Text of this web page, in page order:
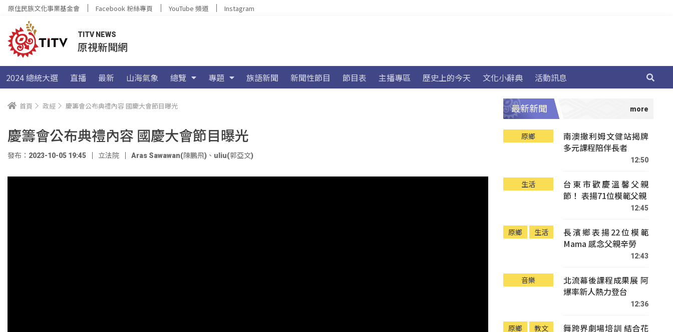
原住民族文化事業基金會 Facebook 粉絲專頁 YouTube 頻道 Instagram
TITV NEWS
原視新聞網
2024 總統大選 直播 最新 山海氣象 總覽 專題 族語新聞 新聞性節目 節目表 主播專區 歷史上的今天 文化小辭典 活動訊息
首頁 政經 慶籌會公布典禮內容 國慶大會節目曝光
慶籌會公布典禮內容 國慶大會節目曝光
發布：2023-10-05 19:45 立法院 Aras Sawawan(陳鵬飛) 、 uliu(郭亞文)
最新新聞
原鄉
南澳撒利姆文健站揭牌
多元課程陪伴長者
12:50
生活
台東市歡慶溫馨父親
節！ 表揚71位模範父親
12:45
原鄉 生活
長濱鄉表揚22位模範
Mama 感念父親辛勞
12:43
音樂
北流幕後課程成果展 阿
爆率新人熱力登台
12:36
原鄉 教文
舞跨界劇場培訓 結合花